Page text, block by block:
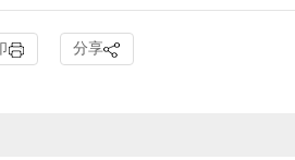
分享